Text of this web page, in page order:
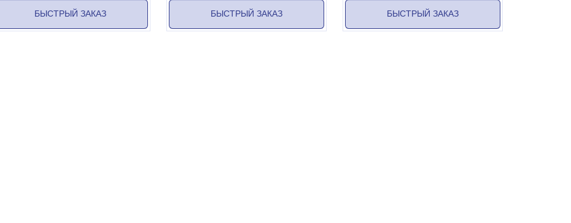
БЫСТРЫЙ ЗАКАЗ БЫСТРЫЙ ЗАКАЗ БЫСТРЫЙ ЗАКАЗ